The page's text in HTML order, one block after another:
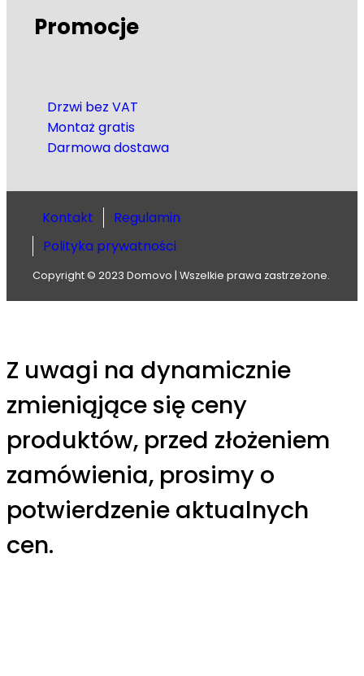
Promocje
Drzwi bez VAT
Montaż gratis
Darmowa dostawa
Kontakt
Regulamin
Polityka prywatności
Copyright © 2023 Domovo | Wszelkie prawa zastrzeżone.
Z uwagi na dynamicznie
zmieniąjące się ceny
produktów, przed złożeniem
zamówienia, prosimy o
potwierdzenie aktualnych
cen.